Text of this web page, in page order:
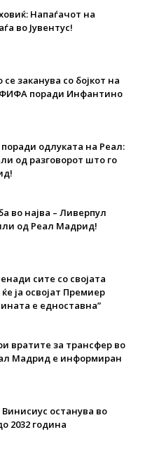
Напаѓачот на
во Јувентус!
заканува со бојкот на
поради Инфантино
одлуката на Реал:
од разговорот што го
во најва – Ливерпул
од Реал Мадрид!
сите со својата
ја освојат Премиер
е едноставна”
вратите за трансфер во
Мадрид е информиран
Винисиус останува во
2032 година